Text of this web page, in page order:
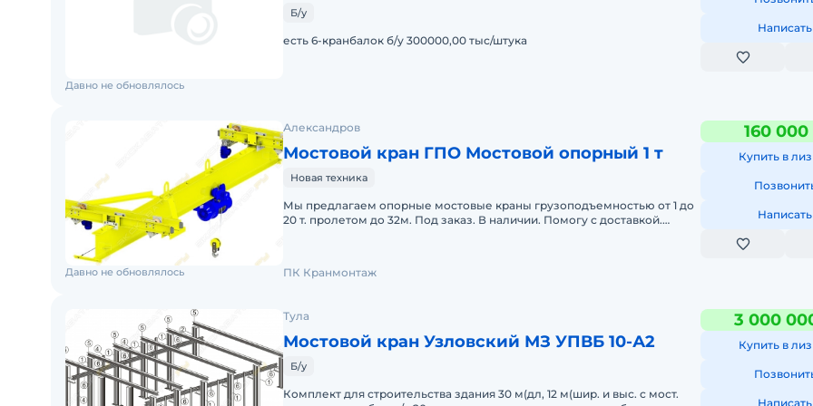
Б/у
есть 6-кранбалок б/у 300000,00 тыс/штука
Написать
Давно не обновлялось
Александров
Мостовой кран ГПО Мостовой опорный 1 т
Новая техника
Мы предлагаем опорные мостовые краны грузоподъемностью от 1 до
20 т. пролетом до 32м. Под заказ. В наличии. Помогу с доставкой.
160
Купить в
Написать
Давно не обновлялось ПК Кранмонтаж
Тула
Мостовой кран Узловский МЗ УПВБ 10-А2
Б/у
Комплект для строительства здания 30 м(дл, 12 м(шир. и выс. с мост.
3 000
Купить в
Написать